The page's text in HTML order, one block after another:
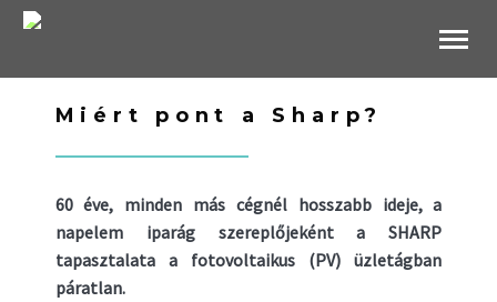
Miért pont a Sharp?
60 éve, minden más cégnél hosszabb ideje, a
napelem iparág szereplőjeként a SHARP
tapasztalata a fotovoltaikus (PV) üzletágban
páratlan.